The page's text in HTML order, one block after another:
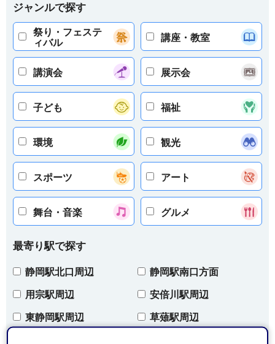
ジャンルで探す
祭り・フェステ
ィバル
講座・教室
講演会 展示会
子ども 福祉
環境 観光
スポーツ アート
舞台・音楽 グルメ
最寄り駅で探す
静岡駅北口周辺 静岡駅南口方面
用宗駅周辺 安倍川駅周辺
東静岡駅周辺 草薙駅周辺